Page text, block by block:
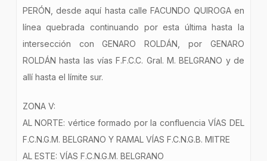
PERÓN, desde aquí hasta calle FACUNDO QUIROGA en
línea quebrada continuando por esta última hasta la
intersección con GENARO ROLDÁN, por GENARO
ROLDÁN hasta las vías F.F.C.C. Gral. M. BELGRANO y de
allí hasta el límite sur.
ZONA V:
AL NORTE: vértice formado por la confluencia VÍAS DEL
F.C.N.G.M. BELGRANO Y RAMAL VÍAS F.C.N.G.B. MITRE
AL ESTE: VÍAS F.C.N.G.M. BELGRANO